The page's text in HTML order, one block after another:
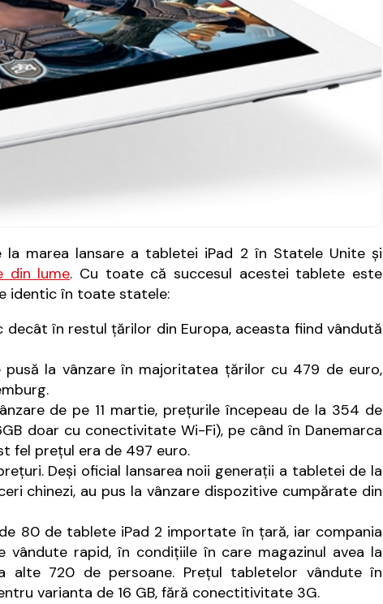
marea lansare a tabletei iPad 2 în Statele Unite și
din lume. Cu toate că succesul acestei tablete este
identic în toate statele:
în restul ţărilor din Europa, aceasta fiind vândută
la vânzare în majoritatea ţărilor cu 479 de euro,
de pe 11 martie, preţurile începeau de la 354 de
doar cu conectivitate Wi-Fi), pe când în Danemarca
fel preţul era de 497 euro.
Deşi oficial lansarea noii generaţii a tabletei de la
chinezi, au pus la vânzare dispozitive cumpărate din
80 de tablete iPad 2 importate în ţară, iar compania
rapid, în condiţiile în care magazinul avea la
alte 720 de persoane. Preţul tabletelor vândute în
varianta de 16 GB, fără conectitivitate 3G.